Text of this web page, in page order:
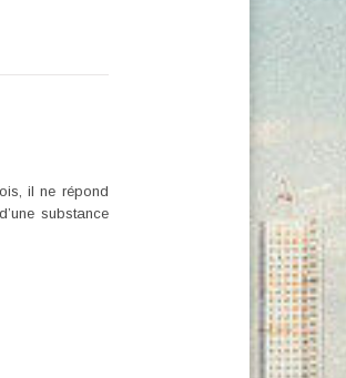
il ne répond
substance